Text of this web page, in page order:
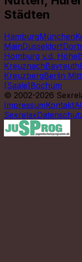
Städten
HamburgMünchen
MainDüsseldorf
Homburg v.d. Höhe
KreuznachBayreuth
KreuzbergBerlin
(Saale)Bochum
© 2002-2026
ImpressumKontakt
Sexrelax